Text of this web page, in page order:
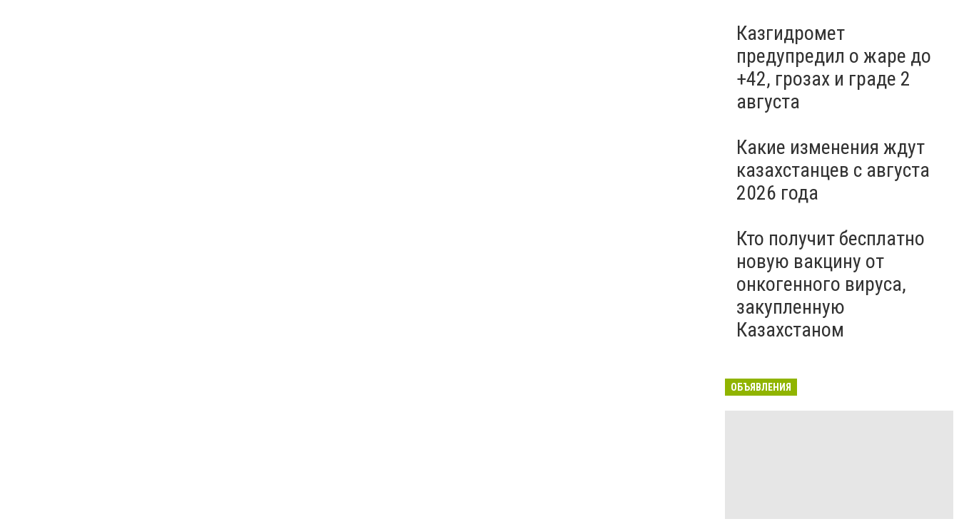
Казгидромет
предупредил о жаре до
+42, грозах и граде 2
августа
Какие изменения ждут
казахстанцев с августа
2026 года
Кто получит бесплатно
новую вакцину от
онкогенного вируса,
закупленную
Казахстаном
ОБЪЯВЛЕНИЯ